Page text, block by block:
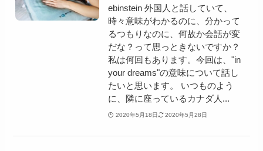
ebinstein 外国人と話していて、
時々意味がわかるのに、分かって
るつもりなのに、何故か会話が変
だな？って思っときないですか？
私は何回もあります。今回は、"in
your dreams"の意味について話し
たいと思います。 いつものよう
に、隣に座っているカナダ人...
2020年5月18日 2020年5月28日